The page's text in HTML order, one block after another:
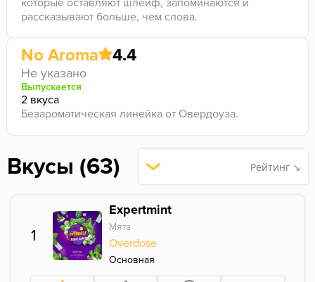
которые оставляют шлейф, запоминаются и
рассказывают больше, чем слова.
No Aroma 4.4
Не указано
Выпускается
2 вкуса
Безароматическая линейка от Овердоуза.
Вкусы (63) Рейтинг ↘
1
Expertmint
Мята
Overdose
Основная